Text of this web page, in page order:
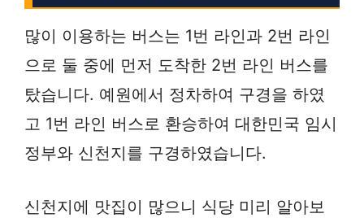
많이 이용하는 버스는 1번 라인과 2번 라인
으로 둘 중에 먼저 도착한 2번 라인 버스를
탔습니다. 예원에서 정차하여 구경을 하였
고 1번 라인 버스로 환승하여 대한민국 임시
정부와 신천지를 구경하였습니다.
신천지에 맛집이 많으니 식당 미리 알아보